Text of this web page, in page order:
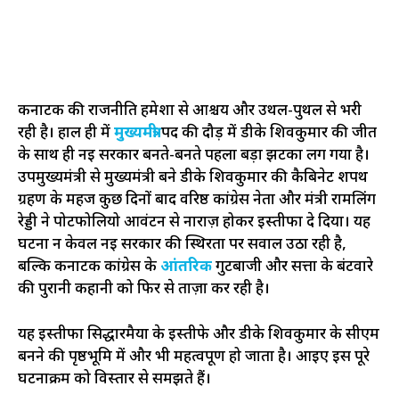
कर्नाटक की राजनीति हमेशा से आश्चर्य और उथल-पुथल से भरी
रही है। हाल ही मेंमुख्यमंत्रीपद की दौड़ में डीके शिवकुमार की जीत
के साथ ही नई सरकार बनते-बनते पहला बड़ा झटका लग गया है।
उपमुख्यमंत्री से मुख्यमंत्री बने डीके शिवकुमार की कैबिनेट शपथ
ग्रहण के महज कुछ दिनों बाद वरिष्ठ कांग्रेस नेता और मंत्री रामलिंग
रेड्डी ने पोर्टफोलियो आवंटन से नाराज़ होकर इस्तीफा दे दिया। यह
घटना न केवल नई सरकार की स्थिरता पर सवाल उठा रही है,
बल्कि कर्नाटक कांग्रेस केआंतरिकगुटबाजी और सत्ता के बंटवारे
की पुरानी कहानी को फिर से ताज़ा कर रही है।
यह इस्तीफा सिद्धारमैया के इस्तीफे और डीके शिवकुमार के सीएम
बनने की पृष्ठभूमि में और भी महत्वपूर्ण हो जाता है। आइए इस पूरे
घटनाक्रम को विस्तार से समझते हैं।